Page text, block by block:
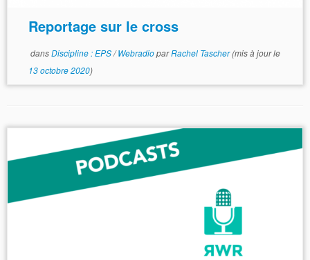
Reportage sur le cross
dansDiscipline : EPS/WebradioparRachel Tascher(mis à jour le
13 octobre 2020)